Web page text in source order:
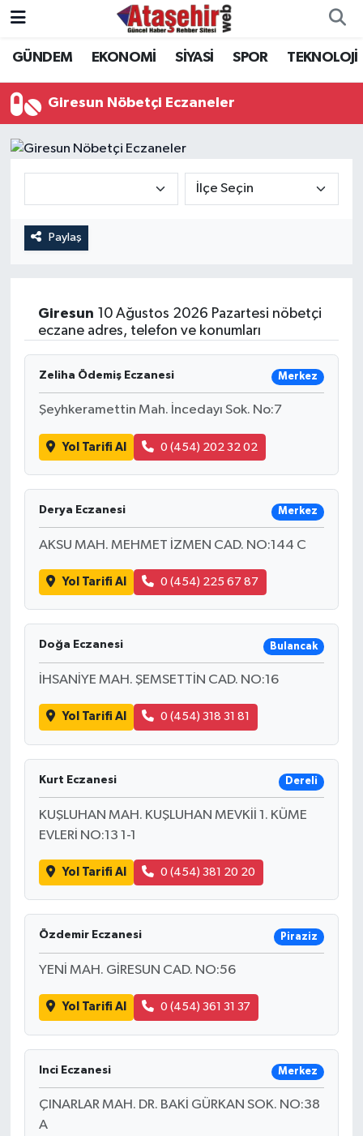
GÜNDEM EKONOMİ SİYASİ SPOR TEKNOLOJİ
Giresun Nöbetçi Eczaneler
Paylaş
Giresun 10 Ağustos 2026 Pazartesi nöbetçi
eczane adres, telefon ve konumları
Zeliha Ödemiş Eczanesi Merkez
Şeyhkeramettin Mah. İncedayı Sok. No:7
Yol Tarifi Al 0 (454) 202 32 02
Derya Eczanesi Merkez
AKSU MAH. MEHMET İZMEN CAD. NO:144 C
Yol Tarifi Al 0 (454) 225 67 87
Doğa Eczanesi Bulancak
İHSANİYE MAH. ŞEMSETTİN CAD. NO:16
Yol Tarifi Al 0 (454) 318 31 81
Kurt Eczanesi Dereli
KUŞLUHAN MAH. KUŞLUHAN MEVKİİ 1. KÜME
EVLERİ NO:13 1-1
Yol Tarifi Al 0 (454) 381 20 20
Özdemir Eczanesi Piraziz
YENİ MAH. GİRESUN CAD. NO:56
Yol Tarifi Al 0 (454) 361 31 37
Inci Eczanesi Merkez
ÇINARLAR MAH. DR. BAKİ GÜRKAN SOK. NO:38
A
Hava Durumu
Trafik Durumu
Süper Lig Puan Durumu ve Fikstür
Son Dakika Haberleri